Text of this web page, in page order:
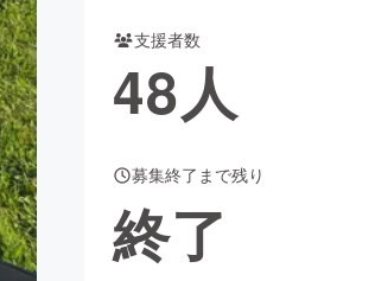
ビューティー・ヘルスケア
Creation
コミュニティ
支援者数
48人
募集終了まで残り
終了